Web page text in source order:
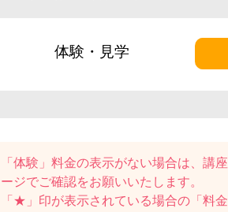
体験・見学
「体験」料金の表示がない場合は、講
ージでご確認をお願いいたします。
「★」印が表示されている場合の「料